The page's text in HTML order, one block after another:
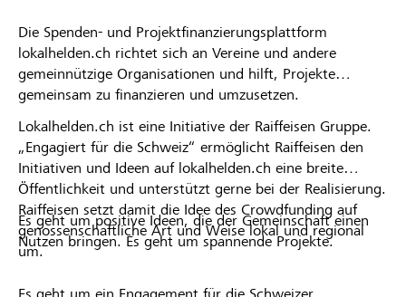
Die Spenden- und Projektfinanzierungsplattform
lokalhelden.ch richtet sich an Vereine und andere
gemeinnützige Organisationen und hilft, Projekte
gemeinsam zu finanzieren und umzusetzen.
Lokalhelden.ch ist eine Initiative der Raiffeisen Gruppe.
„Engagiert für die Schweiz“ ermöglicht Raiffeisen den
Initiativen und Ideen auf lokalhelden.ch eine breite
Öffentlichkeit und unterstützt gerne bei der Realisierung.
Raiffeisen setzt damit die Idee des Crowdfunding auf
genossenschaftliche Art und Weise lokal und regional
um.
Es geht um positive Ideen, die der Gemeinschaft einen
Nutzen bringen. Es geht um spannende Projekte.